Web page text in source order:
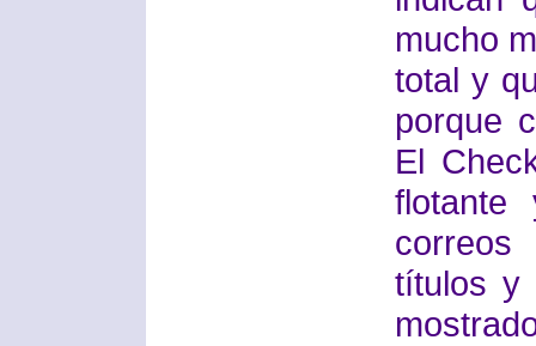
mucho
total y
porque
El
títulos y